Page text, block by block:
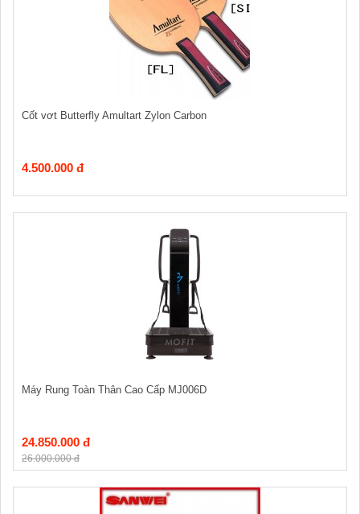
Cốt vơt Butterfly Amultart Zylon Carbon
4.500.000 đ
Máy Rung Toàn Thân Cao Cấp MJ006D
24.850.000 đ
26.000.000 đ